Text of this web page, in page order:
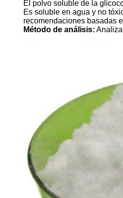
El polvo soluble de la
Es soluble en agua y no
recomendaciones basadas
Método de análisis: